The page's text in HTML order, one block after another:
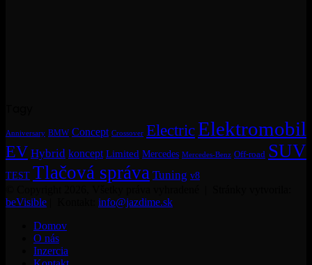
Anniversary BMW Concept Crossover ElectricElektromobil
EV Hybrid koncept Limited Mercedes Mercedes-Benz Off-road SUV
TEST Tlačová správa Tuning v8
beVisible
info@jazdime.sk
Domov
O nás
Inzercia